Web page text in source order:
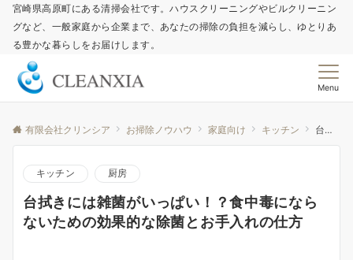
宮崎県高原町にある清掃会社です。ハウスクリーニングやビルクリーニン
グなど、一般家庭から企業まで、あなたの掃除の負担を減らし、ゆとりあ
る豊かな暮らしをお届けします。
Menu
有限会社クリンシア お掃除ノウハウ 家庭向け キッチン 台拭きには雑菌がいっぱい！？食中毒にならないための効果的な除菌とお手入れの仕方
キッチン 厨房
台拭きには雑菌がいっぱい！？食中毒になら
ないための効果的な除菌とお手入れの仕方